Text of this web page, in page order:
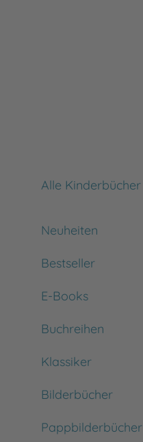
Alle Kinderbücher
Neuheiten
Bestseller
E-Books
Buchreihen
Klassiker
Bilderbücher
Pappbilderbücher